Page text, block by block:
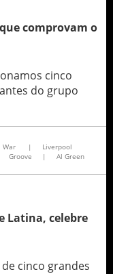
comprovam o
cinco
do grupo
War |
Liverpool
Groove |
Al Green
Latina, celebre
cinco grandes